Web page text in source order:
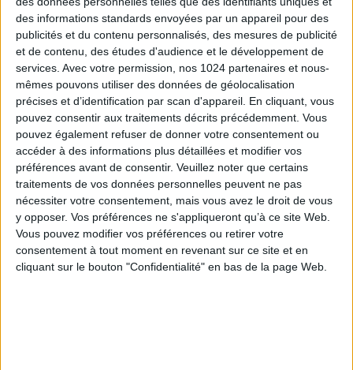
des informations standards envoyées par un appareil pour des
publicités et du contenu personnalisés, des mesures de publicité
et de contenu, des études d'audience et le développement de
services. Avec votre permission, nos 1024 partenaires et nous-
mêmes pouvons utiliser des données de géolocalisation
précises et d’identification par scan d'appareil. En cliquant, vous
pouvez consentir aux traitements décrits précédemment. Vous
pouvez également refuser de donner votre consentement ou
accéder à des informations plus détaillées et modifier vos
préférences avant de consentir. Veuillez noter que certains
traitements de vos données personnelles peuvent ne pas
nécessiter votre consentement, mais vous avez le droit de vous
y opposer. Vos préférences ne s'appliqueront qu’à ce site Web.
Vous pouvez modifier vos préférences ou retirer votre
consentement à tout moment en revenant sur ce site et en
cliquant sur le bouton "Confidentialité" en bas de la page Web.
paiement.
La Cour a rejeté la demande d’une entreprise
cherchant à cumuler les deux types d’intérêts,
affirmant que bien que les régimes juridiques de ces
pénalités diffèrent, leur objectif réparateur est
similaire.
Cet arrêt confirme l’interprétation stricte des
dispositions visant à prévenir les paiements tardifs et
leur impact sur les transactions commerciales.
https://www.courdecassation.fr/en/decision/